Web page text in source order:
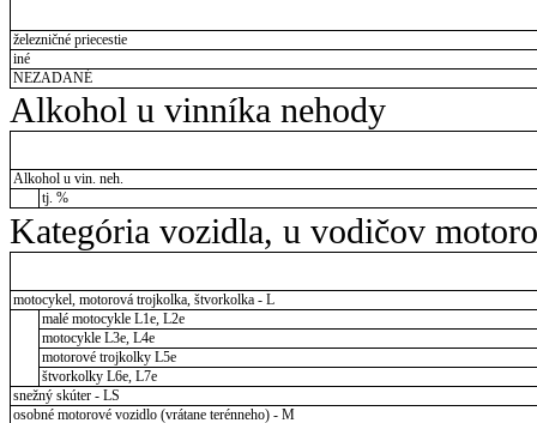
železničné priecestie
iné
NEZADANÉ
Alkohol u vinníka nehody
Alkohol u vin. neh.
tj. %
Kategória vozidla, u vodičov
motocykel, motorová trojkolka, štvorkolka - L
malé motocykle L1e, L2e
motocykle L3e, L4e
motorové trojkolky L5e
štvorkolky L6e, L7e
snežný skúter - LS
osobné motorové vozidlo (vrátane terénneho) - M